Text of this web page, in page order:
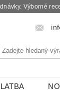
Výborné